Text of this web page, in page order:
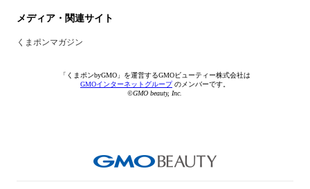
メディア・関連サイト
くまポンマガジン
「くまポンbyGMO」を運営するGMOビューティー株式会社は
GMOインターネットグループのメンバーです。
©GMO beauty, Inc.